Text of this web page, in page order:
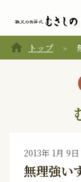
home トップ
2013年 1月 9日
無理強い